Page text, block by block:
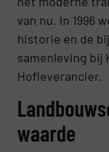
van nu. In 1996
historie en de
samenleving bij
Hofleverancier.
waarde